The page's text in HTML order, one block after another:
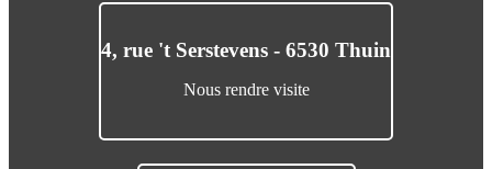
4, rue 't Serstevens - 6530 Thuin
Nous rendre visite